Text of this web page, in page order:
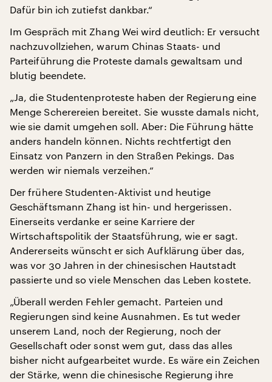
Dafür bin ich zutiefst dankbar.“
Im Gespräch mit Zhang Wei wird deutlich: Er versucht
nachzuvollziehen, warum Chinas Staats- und
Parteiführung die Proteste damals gewaltsam und
blutig beendete.
„Ja, die Studentenproteste haben der Regierung eine
Menge Scherereien bereitet. Sie wusste damals nicht,
wie sie damit umgehen soll. Aber: Die Führung hätte
anders handeln können. Nichts rechtfertigt den
Einsatz von Panzern in den Straßen Pekings. Das
werden wir niemals verzeihen.“
Der frühere Studenten-Aktivist und heutige
Geschäftsmann Zhang ist hin- und hergerissen.
Einerseits verdanke er seine Karriere der
Wirtschaftspolitik der Staatsführung, wie er sagt.
Andererseits wünscht er sich Aufklärung über das,
was vor 30 Jahren in der chinesischen Hautstadt
passierte und so viele Menschen das Leben kostete.
„Überall werden Fehler gemacht. Parteien und
Regierungen sind keine Ausnahmen. Es tut weder
unserem Land, noch der Regierung, noch der
Gesellschaft oder sonst wem gut, dass das alles
bisher nicht aufgearbeitet wurde. Es wäre ein Zeichen
der Stärke, wenn die chinesische Regierung ihre